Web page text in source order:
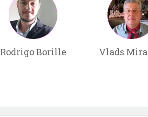
Rodrigo Borille Vlads